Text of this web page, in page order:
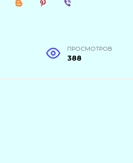
ПРОСМОТРОВ
388